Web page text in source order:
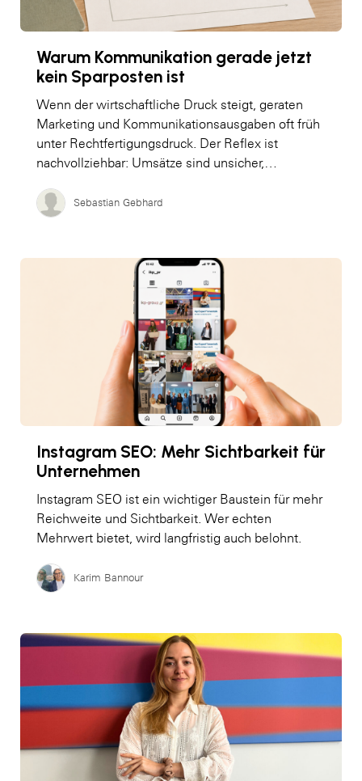
Warum Kommunikation gerade jetzt
kein Sparposten ist
Wenn der wirtschaftliche Druck steigt, geraten
Marketing und Kommunikationsausgaben oft früh
unter Rechtfertigungsdruck. Der Reflex ist
nachvollziehbar: Umsätze sind unsicher,…
Sebastian Gebhard
Instagram SEO: Mehr Sichtbarkeit für
Unternehmen
Instagram SEO ist ein wichtiger Baustein für mehr
Reichweite und Sichtbarkeit. Wer echten
Mehrwert bietet, wird langfristig auch belohnt.
Karim Bannour